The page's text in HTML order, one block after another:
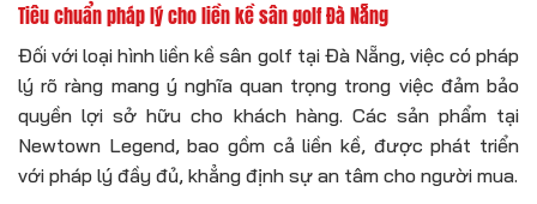
Tiêu chuẩn pháp lý cho liền kề sân golf Đà Nẵng
Đối với loại hình liền kề sân golf tại Đà Nẵng, việc có pháp
lý rõ ràng mang ý nghĩa quan trọng trong việc đảm bảo
quyền lợi sở hữu cho khách hàng. Các sản phẩm tại
Newtown Legend, bao gồm cả liền kề, được phát triển
với pháp lý đầy đủ, khẳng định sự an tâm cho người mua.